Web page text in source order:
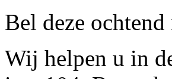
Bel deze
Wij helpen u in